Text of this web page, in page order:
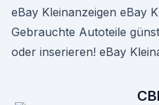
eBay Kleinanzeigen eBay
Gebrauchte Autoteile
oder inserieren! eBay